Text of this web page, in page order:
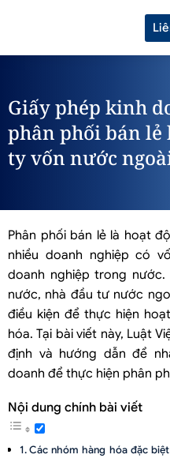
Giấy phép kinh
phân phối bán lẻ
ty vốn nước
Phân phối bán lẻ là hoạt
nhiều doanh nghiệp có
doanh nghiệp trong
nước, nhà đầu tư nước
điều kiện để thực hiện
hóa. Tại bài viết này, Luật
định và hướng dẫn để
doanh để thực hiện phân
Nội dung chính bài viết
Các nhóm hàng hóa đặc